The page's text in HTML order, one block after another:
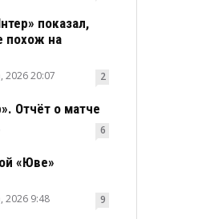
показал,
похож на
2026 20:07 2
Отчёт о матче
6
«Юве»
2026 9:48 9